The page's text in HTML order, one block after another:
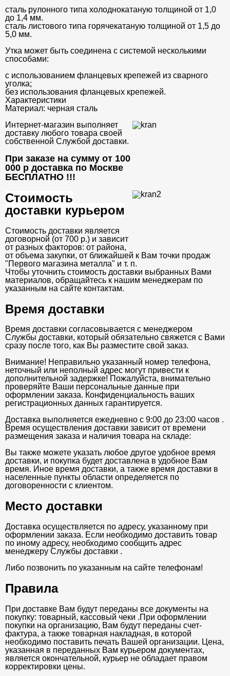
сталь рулонного типа холоднокатаную толщиной от 1,0
до 1,4 мм.
сталь листового типа горячекатаную толщиной от 1,5 до
5,0 мм.
Утка может быть соединена с системой несколькими
способами:
с использованием фланцевых крепежей из сварного
уголка;
без использования фланцевых крепежей.
Характеристики
Материал: черная сталь
Интернет-магазин выполняет
доставку любого товара своей
собственной Службой доставки.
При заказе на сумму от 100
000 р доставка по Москве
БЕСПЛАТНО !!!
Стоимость
доставки курьером
Стоимость доставки является
договорной (от 700 р.) и зависит
от разных факторов: от района,
от объема закупки, от ближайшей к Вам точки продаж
"Первого магазина металла" и т. п.
Чтобы уточнить стоимость доставки выбранных Вами
материалов, обращайтесь к нашим менеджерам по
указанным на сайте контактам.
Время доставки
Время доставки согласовывается с менеджером
Службы доставки, который обязательно свяжется с Вами
сразу после того, как Вы разместите свой заказ.
Внимание! Неправильно указанный номер телефона,
неточный или неполный адрес могут привести к
дополнительной задержке! Пожалуйста, внимательно
проверяйте Ваши персональные данные при
оформлении заказа. Конфиденциальность ваших
регистрационных данных гарантируется.
Доставка выполняется ежедневно с 9:00 до 23:00 часов .
Время осуществления доставки зависит от времени
размещения заказа и наличия товара на складе:
Вы также можете указать любое другое удобное время
доставки, и покупка будет доставлена в удобное Вам
время. Иное время доставки, а также время доставки в
населенные пункты области определяется по
договоренности с клиентом.
Место доставки
Доставка осуществляется по адресу, указанному при
оформлении заказа. Если необходимо доставить товар
по иному адресу, необходимо сообщить адрес
менеджеру Службы доставки .
Либо позвонить по указанным на сайте телефонам!
Правила
При доставке Вам будут переданы все документы на
покупку: товарный, кассовый чеки .При оформлении
покупки на организацию, Вам будут переданы счет-
фактура, а также товарная накладная, в которой
необходимо поставить печать Вашей организации. Цена,
указанная в переданных Вам курьером документах,
является окончательной, курьер не обладает правом
корректировки цены.